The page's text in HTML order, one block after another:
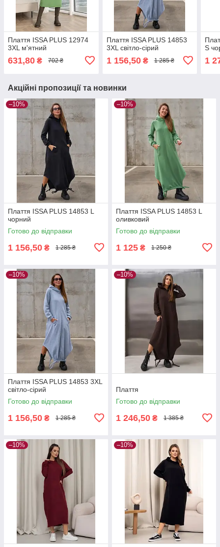
Плаття ISSA PLUS 12974
3XL м'ятний
631,80 ₴ 702 ₴
Плаття ISSA PLUS 14853
3XL світло-сірий
1 156,50₴ 1 285 ₴
S
1
Акційні пропозиції та новинки
–10%
Плаття ISSA PLUS 14853 L
чорний
Готово до відправки
1 156,50 ₴ 1 285 ₴
–10%
Плаття ISSA PLUS 14853 L
оливковий
Готово до відправки
1 125 ₴ 1 250 ₴
–10%
Плаття ISSA PLUS 14853 3XL
світло-сірий
Готово до відправки
1 156,50 ₴ 1 285 ₴
–10%
Плаття
Готово до відправки
1 246,50 ₴ 1 385 ₴
–10% –10%